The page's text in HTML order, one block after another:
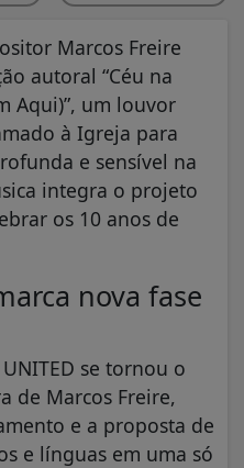
Marcos Freire
autoral “Céu na
Aqui)”, um louvor
à Igreja para
e sensível na
integra o projeto
os 10 anos de
nova fase
se tornou o
de Marcos Freire,
e a proposta de
e línguas em uma só